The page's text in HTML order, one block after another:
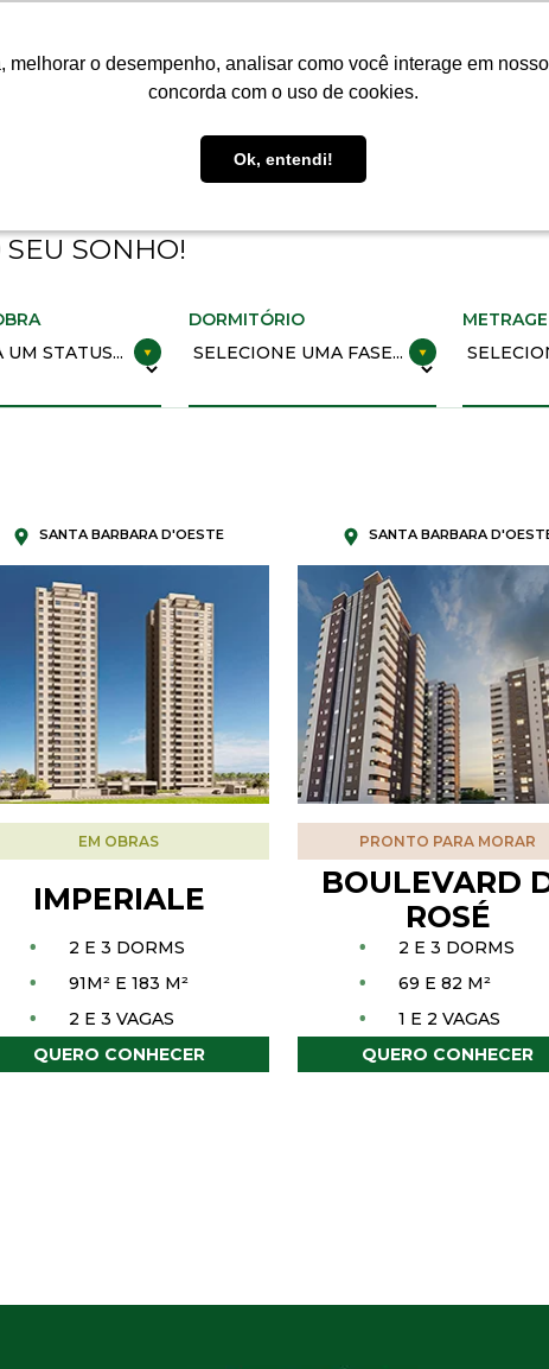
o desempenho, analisar como você interage em
concorda com o uso de cookies.
Ok, entendi!
o desempenho, analisar como você interage em
concorda com o uso de cookies.
Ok, entendi!
SONHO!
DORMITÓRIO
SANTA BARBARA D'OESTE
EM OBRAS
IMPERIALE
• 2 E 3 DORMS
• 91M² E 183 M²
•
2 E 3 VAGAS
QUERO CONHECER
SANTA BARBARA
PRONTO PARA MORAR
BOULEVARD
ROSÉ
• 2 E 3 DORMS
• 69 E 82 M²
•
1 E 2 VAGAS
QUERO CONHECER